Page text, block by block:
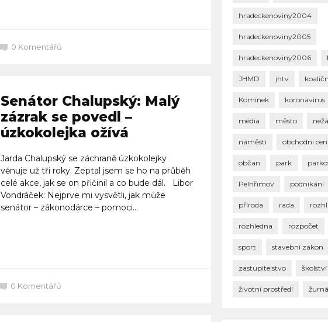
0 Komentářů
Senátor Chalupský: Malý
zázrak se povedl –
úzkokolejka ožívá
Jarda Chalupský se záchraně úzkokolejky
věnuje už tři roky. Zeptal jsem se ho na průběh
celé akce, jak se on přičinil a co bude dál. Libor
Vondráček: Nejprve mi vysvětli, jak může
senátor – zákonodárce – pomoci...
0 Komentářů
hradeckenoviny2004
hradeckenoviny2005
hradeckenoviny2006
JHMD jhtv
Komínek koronavirus
média město
náměstí obchodní
občan park
Pelhřimov podnikání
příroda rada
rozhledna rozpočet
sport stavební zákon
zastupitelstvo školství
životní prostředí